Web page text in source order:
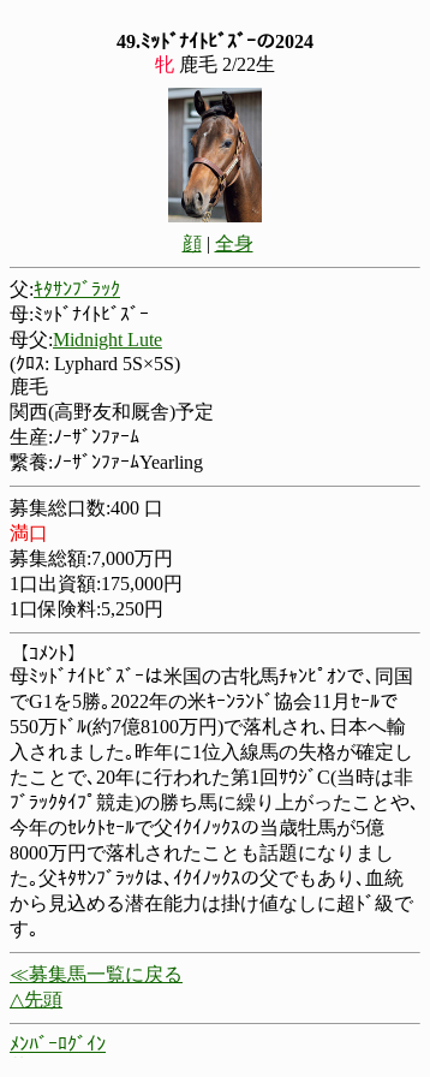
49.ﾐｯﾄﾞﾅｲﾄﾋﾞｽﾞｰの2024
牝 鹿毛 2/22生
顔| 全身
父:ｷﾀｻﾝﾌﾞﾗｯｸ
母:ﾐｯﾄﾞﾅｲﾄﾋﾞｽﾞｰ
母父:Midnight Lute
(ｸﾛｽ: Lyphard 5S×5S)
鹿毛
関西(高野友和厩舎)予定
生産:ﾉｰｻﾞﾝﾌｧｰﾑ
繋養:ﾉｰｻﾞﾝﾌｧｰﾑYearling
募集総口数:400 口
満口
募集総額:7,000万円
1口出資額:175,000円
1口保険料:5,250円
【ｺﾒﾝﾄ】
母ﾐｯﾄﾞﾅｲﾄﾋﾞｽﾞｰは米国の古牝馬ﾁｬﾝﾋﾟｵﾝで､同国
でG1を5勝｡2022年の米ｷｰﾝﾗﾝﾄﾞ協会11月ｾｰﾙで
550万ﾄﾞﾙ(約7億8100万円)で落札され､日本へ輸
入されました｡昨年に1位入線馬の失格が確定し
たことで､20年に行われた第1回ｻｳｼﾞC(当時は非
ﾌﾞﾗｯｸﾀｲﾌﾟ競走)の勝ち馬に繰り上がったことや､
今年のｾﾚｸﾄｾｰﾙで父ｲｸｲﾉｯｸｽの当歳牡馬が5億
8000万円で落札されたことも話題になりまし
た｡父ｷﾀｻﾝﾌﾞﾗｯｸは､ｲｸｲﾉｯｸｽの父でもあり､血統
から見込める潜在能力は掛け値なしに超ﾄﾞ級で
す｡
≪募集馬一覧に戻る
△先頭
ﾒﾝﾊﾞｰﾛｸﾞｲﾝ